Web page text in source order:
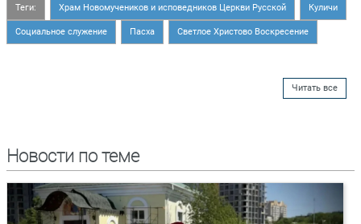
Теги: Храм Новомучеников и исповедников Церкви Русской Куличи
Социальное служение Пасха Светлое Христово Воскресение
Читать все
Новости по теме